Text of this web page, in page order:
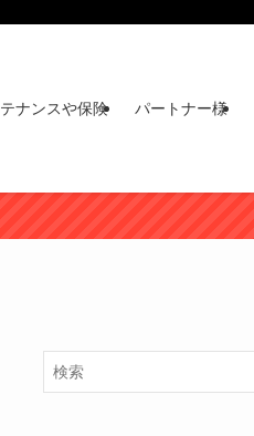
テナンスや保険 パートナー様